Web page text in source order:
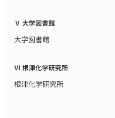
Ⅴ 大学図書館
大学図書館
Ⅵ 根津化学研究所
根津化学研究所
1919（大正８）年10月，根
郎と協議の結果，文部省事務官
臨時教育会議総裁であった平田
ついて尽力して欲しい旨を懇
き，一木喜徳郎・山川健次郎
画を求め協議会が発足し，官
七年制高等学校の設立を目指
で七年制高等学校制度化を推